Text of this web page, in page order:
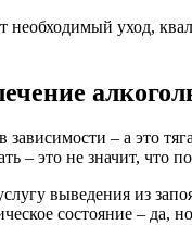
необходимый уход,
– а это
– это не значит,
выведения из
состояние – да,